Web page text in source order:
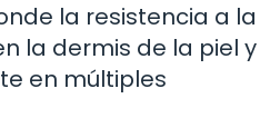
la resistencia a la
la dermis de la piel y
en múltiples